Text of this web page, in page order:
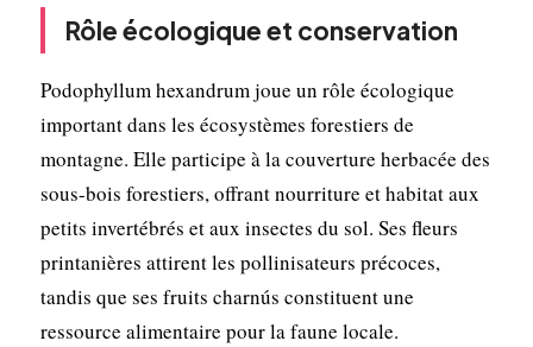
Rôle écologique et conservation
Podophyllum hexandrum joue un rôle écologique
important dans les écosystèmes forestiers de
montagne. Elle participe à la couverture herbacée des
sous-bois forestiers, offrant nourriture et habitat aux
petits invertébrés et aux insectes du sol. Ses fleurs
printanières attirent les pollinisateurs précoces,
tandis que ses fruits charnús constituent une
ressource alimentaire pour la faune locale.